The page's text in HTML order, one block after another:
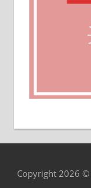
Copyright 2026